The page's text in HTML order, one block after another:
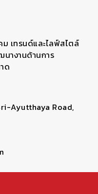
เทรนด์และไลฟ์สไตล์
นางานด้านการ
ด
Ayutthaya Road,